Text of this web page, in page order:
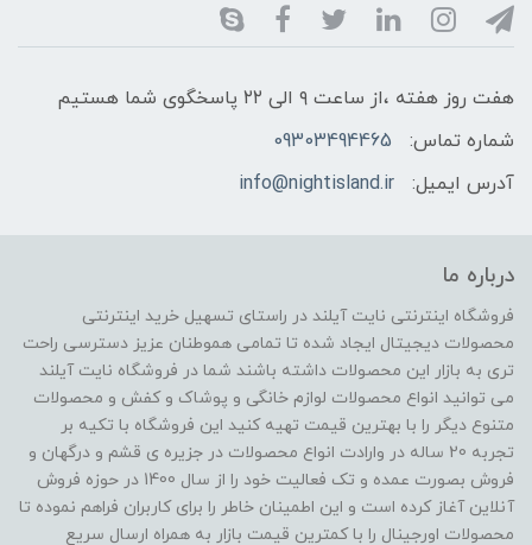
هفت روز هفته ،از ساعت ۹ الی ۲۲ پاسخگوی شما هستیم
شماره تماس:
09303494465
آدرس ایمیل:
info@nightisland.ir
درباره ما
فروشگاه اینترنتی نایت آیلند در راستای تسهیل خرید اینترنتی
محصولات دیجیتال ایجاد شده تا تمامی هموطنان عزیز دسترسی راحت
تری به بازار این محصولات داشته باشند شما در فروشگاه نایت آیلند
می توانید انواع محصولات لوازم خانگی و پوشاک و کفش و محصولات
متنوع دیگر را با بهترین قیمت تهیه کنید این فروشگاه با تکیه بر
تجربه 20 ساله در وارادت انواع محصولات در جزیره ی قشم و درگهان و
فروش بصورت عمده و تک فعالیت خود را از سال 1400 در حوزه فروش
آنلاین آغاز کرده است و این اطمینان خاطر را برای کاربران فراهم نموده تا
محصولات اورجینال را با کمترین قیمت بازار به همراه ارسال سریع